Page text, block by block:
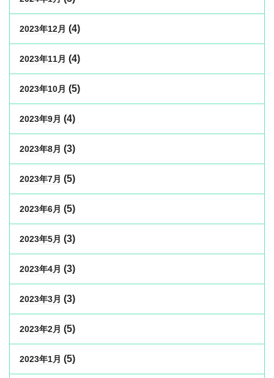
2023年12月 (4)
2023年11月 (4)
2023年10月 (5)
2023年9月 (4)
2023年8月 (3)
2023年7月 (5)
2023年6月 (5)
2023年5月 (3)
2023年4月 (3)
2023年3月 (3)
2023年2月 (5)
2023年1月 (5)